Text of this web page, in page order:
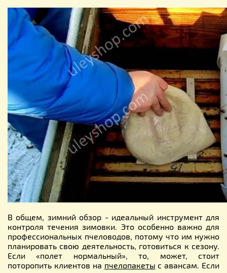
В общем, зимний обзор - идеальный инструмент для
контроля течения зимовки. Это особенно важно для
профессиональных пчеловодов, потому что им нужно
планировать свою деятельность, готовиться к сезону.
Если «полет нормальный», то, может, стоит
поторопить клиентов на пчелопакеты с авансам. Если